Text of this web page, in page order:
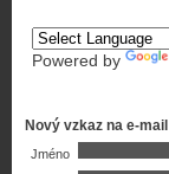
Powered by
Nový vzkaz na e-mail
Jméno